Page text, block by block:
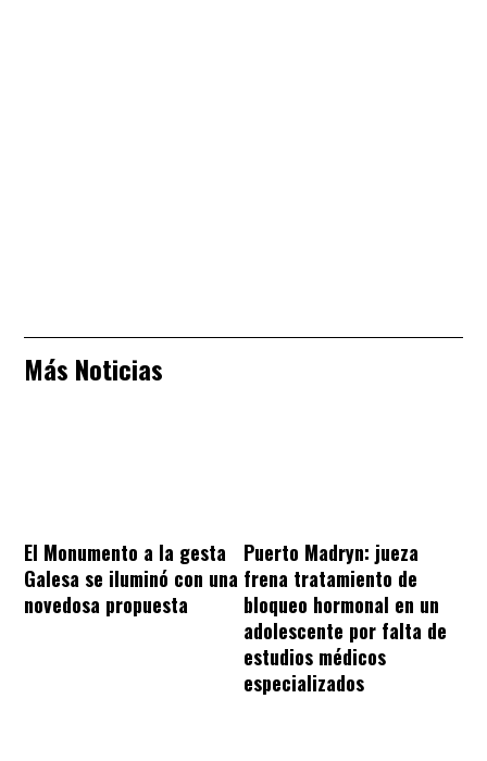
Más Noticias
El Monumento a la gesta
Galesa se iluminó con una
novedosa propuesta
Puerto Madryn: jueza
frena tratamiento de
bloqueo hormonal en un
adolescente por falta de
estudios médicos
especializados